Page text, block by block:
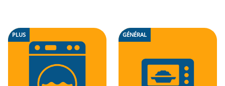
PLUS GÉNÉRAL